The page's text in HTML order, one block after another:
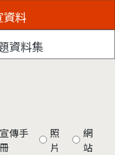
資料
資料集
宣傳手
冊
照
片
網
站